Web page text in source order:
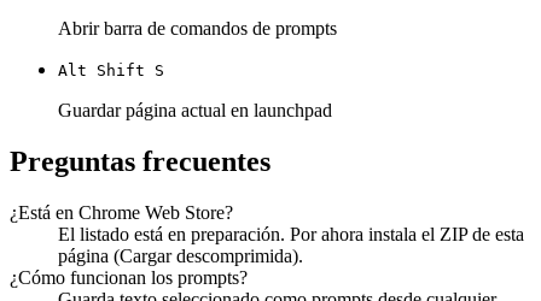
Abrir barra de comandos de prompts
Alt Shift S
Guardar página actual en launchpad
Preguntas frecuentes
¿Está en Chrome Web Store?
El listado está en preparación. Por ahora instala el ZIP de esta
página (Cargar descomprimida).
¿Cómo funcionan los prompts?